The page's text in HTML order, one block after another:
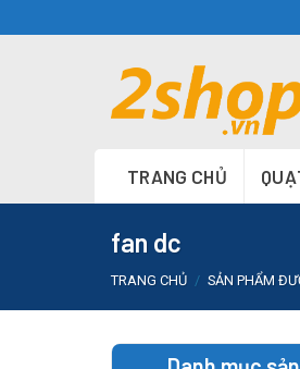
to
TRANG CHỦ
fan dc
TRANG CHỦ / SẢN PHẨM